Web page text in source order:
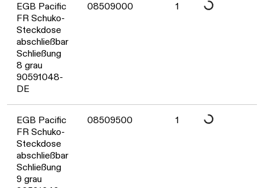
EGB Pacific
FR Schuko-
Steckdose
abschließbar
Schließung
8 grau
90591048-
DE
08509000 1
EGB Pacific
FR Schuko-
Steckdose
abschließbar
Schließung
9 grau
08509500 1